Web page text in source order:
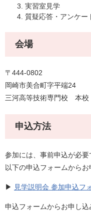
実習室見学
質疑応答・アンケー
会場
〒444-0802
岡崎市美合町字平端24
三河高等技術専門校 本校
申込方法
参加には、事前申込が必要
以下の申込フォームからお
▶ 見学説明会 参加申込フ
申込フォームからお申し